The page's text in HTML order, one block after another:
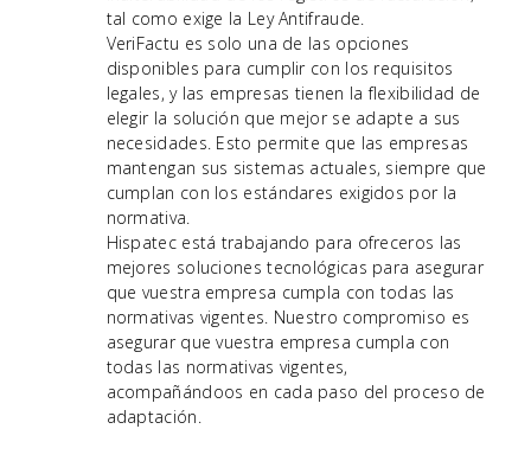
tal como exige la Ley Antifraude.
VeriFactu es solo una de las opciones
disponibles para cumplir con los requisitos
legales, y las empresas tienen la flexibilidad de
elegir la solución que mejor se adapte a sus
necesidades. Esto permite que las empresas
mantengan sus sistemas actuales, siempre que
cumplan con los estándares exigidos por la
normativa.
Hispatec está trabajando para ofreceros las
mejores soluciones tecnológicas para asegurar
que vuestra empresa cumpla con todas las
normativas vigentes. Nuestro compromiso es
asegurar que vuestra empresa cumpla con
todas las normativas vigentes,
acompañándoos en cada paso del proceso de
adaptación.